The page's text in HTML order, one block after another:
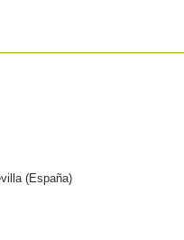
(España)